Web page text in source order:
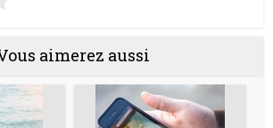
aimerez aussi